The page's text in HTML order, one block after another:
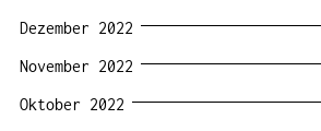
Dezember 2022
November 2022
Oktober 2022